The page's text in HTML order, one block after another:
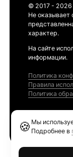
© 2017 - 2026
Не оказывает
характер.
На сайте
информации.
Политика
Правила
Политика
🍪 Мы
Подробнее в
Ethereum